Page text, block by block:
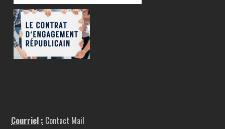
Courriel : Contact Mail